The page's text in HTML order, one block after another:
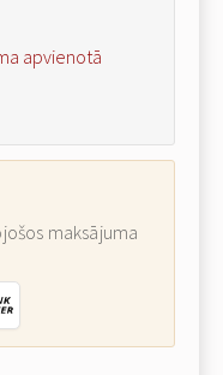
apvienotā
maksājuma